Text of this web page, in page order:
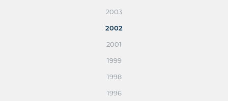
2003
2002
2001
1999
1998
1996